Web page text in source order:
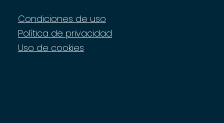
Condiciones de uso
Política de privacidad
Uso de cookies